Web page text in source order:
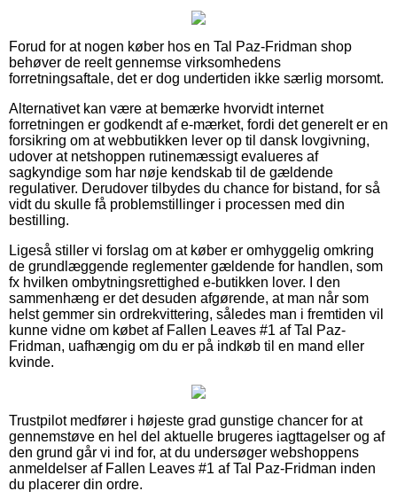
Forud for at nogen køber hos en Tal Paz-Fridman shop
behøver de reelt gennemse virksomhedens
forretningsaftale, det er dog undertiden ikke særlig morsomt.
Alternativet kan være at bemærke hvorvidt internet
forretningen er godkendt af e-mærket, fordi det generelt er en
forsikring om at webbutikken lever op til dansk lovgivning,
udover at netshoppen rutinemæssigt evalueres af
sagkyndige som har nøje kendskab til de gældende
regulativer. Derudover tilbydes du chance for bistand, for så
vidt du skulle få problemstillinger i processen med din
bestilling.
Ligeså stiller vi forslag om at køber er omhyggelig omkring
de grundlæggende reglementer gældende for handlen, som
fx hvilken ombytningsrettighed e-butikken lover. I den
sammenhæng er det desuden afgørende, at man når som
helst gemmer sin ordrekvittering, således man i fremtiden vil
kunne vidne om købet af Fallen Leaves #1 af Tal Paz-
Fridman, uafhængig om du er på indkøb til en mand eller
kvinde.
Trustpilot medfører i højeste grad gunstige chancer for at
gennemstøve en hel del aktuelle brugeres iagttagelser og af
den grund går vi ind for, at du undersøger webshoppens
anmeldelser af Fallen Leaves #1 af Tal Paz-Fridman inden
du placerer din ordre.